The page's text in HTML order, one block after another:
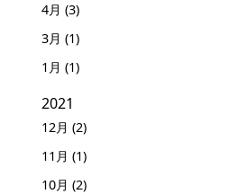
4月 (3)
3月 (1)
1月 (1)
2021
12月 (2)
11月 (1)
10月 (2)